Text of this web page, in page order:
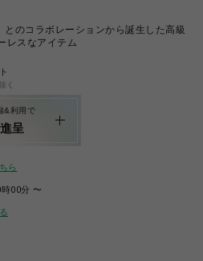
のコラボレーションから誕生した高級
レスなアイテム
く
&利用で
呈
ら
00分 〜